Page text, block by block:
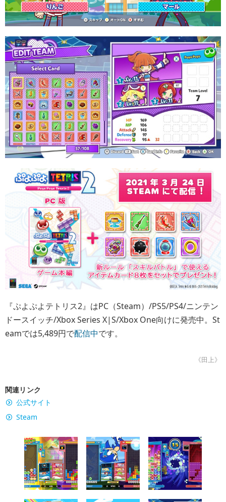
『ぷよぷよテトリス2』はPC（Steam）/PS5/PS4/ニンテン
ドースイッチ/Xbox Series X|S/Xbox One向けに発売中。St
eamでは5,489円で配信中です。
《田上》
関連リンク
公式サイト
Steam